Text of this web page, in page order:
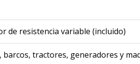
de resistencia variable (incluido)
barcos, tractores, generadores y